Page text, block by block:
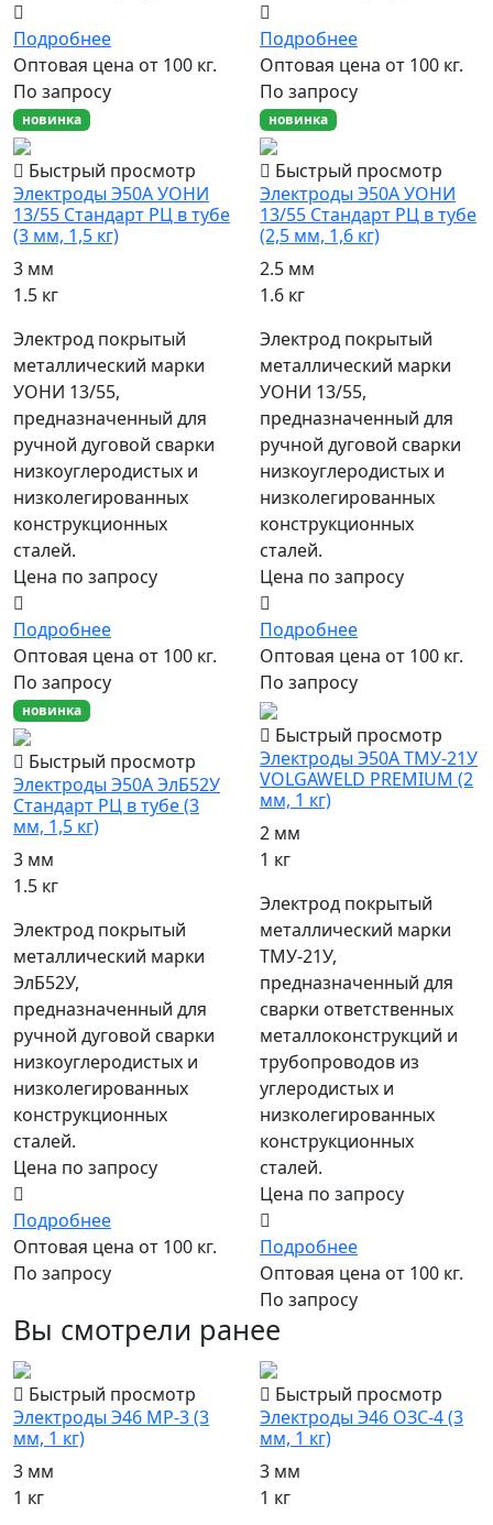
Подробнее
Оптовая цена от 100 кг.
По запросу
Подробнее
Оптовая цена от 100 кг.
По запросу
новинка
Быстрый просмотр
Электроды Э50А УОНИ
13/55 Стандарт РЦ в тубе
(3 мм, 1,5 кг)
3 мм
1.5 кг
Электрод покрытый
металлический марки
УОНИ 13/55,
предназначенный для
ручной дуговой сварки
низкоуглеродистых и
низколегированных
конструкционных
сталей.
Цена по запросу
Подробнее
Оптовая цена от 100 кг.
По запросу
новинка
Быстрый просмотр
Электроды Э50А УОНИ
13/55 Стандарт РЦ в тубе
(2,5 мм, 1,6 кг)
2.5 мм
1.6 кг
Электрод покрытый
металлический марки
УОНИ 13/55,
предназначенный для
ручной дуговой сварки
низкоуглеродистых и
низколегированных
конструкционных
сталей.
Цена по запросу
Подробнее
Оптовая цена от 100 кг.
По запросу
новинка
Быстрый просмотр
Электроды Э50А ЭлБ52У
Стандарт РЦ в тубе (3
мм, 1,5 кг)
3 мм
1.5 кг
Электрод покрытый
металлический марки
ЭлБ52У,
предназначенный для
ручной дуговой сварки
низкоуглеродистых и
низколегированных
конструкционных
сталей.
Цена по запросу
Подробнее
Оптовая цена от 100 кг.
По запросу
Быстрый просмотр
Электроды Э50А ТМУ-21У
VOLGAWELD PREMIUM (2
мм, 1 кг)
2 мм
1 кг
Электрод покрытый
металлический марки
ТМУ-21У,
предназначенный для
сварки ответственных
металлоконструкций и
трубопроводов из
углеродистых и
низколегированных
конструкционных
сталей.
Цена по запросу
Подробнее
Оптовая цена от 100 кг.
По запросу
Вы смотрели ранее
Быстрый просмотр
Электроды Э46 МР-3 (3
мм, 1 кг)
3 мм
1 кг
Быстрый просмотр
Электроды Э46 ОЗС-4 (3
мм, 1 кг)
3 мм
1 кг